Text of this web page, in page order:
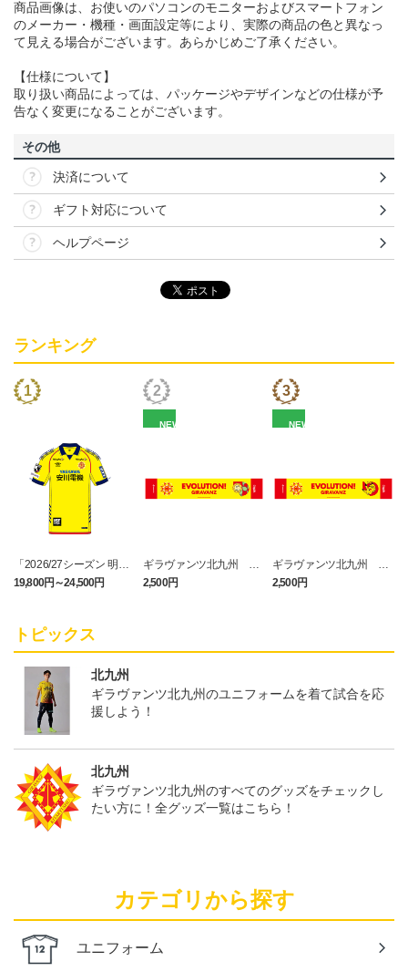
商品画像は、お使いのパソコンのモニターおよびスマートフォン
のメーカー・機種・画面設定等により、実際の商品の色と異なっ
て見える場合がございます。あらかじめご了承ください。
【仕様について】
取り扱い商品によっては、パッケージやデザインなどの仕様が予
告なく変更になることがございます。
その他
決済について
ギフト対応について
ヘルプページ
ランキング
「2026/27シーズン 明治
安田J3リーグ」オーセン
ティックユニフォームFP
19,800円～24,500円
NEW
ギラヴァンツ北九州 キ
マワリ タオルマフラー
2,500円
NEW
ギラヴァンツ北九州 ピ
カチュウ タオルマフラー
2,500円
トピックス
北九州
ギラヴァンツ北九州のユニフォームを着て試合を応
援しよう！
北九州
ギラヴァンツ北九州のすべてのグッズをチェックし
たい方に！全グッズ一覧はこちら！
カテゴリから探す
ユニフォーム